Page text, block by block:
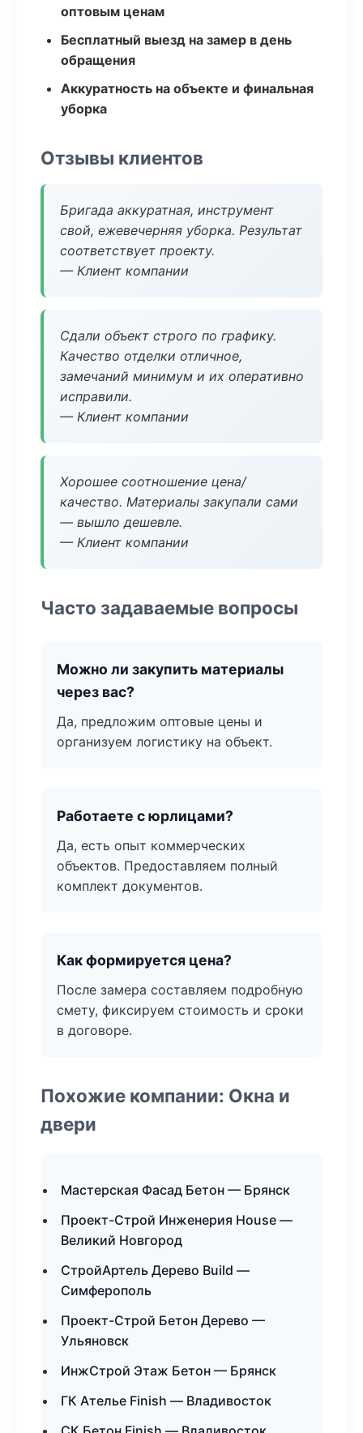
оптовым ценам
Бесплатный выезд на замер в день
обращения
Аккуратность на объекте и финальная
уборка
Отзывы клиентов
Бригада аккуратная, инструмент
свой, ежевечерняя уборка. Результат
соответствует проекту.
— Клиент компании
Сдали объект строго по графику.
Качество отделки отличное,
замечаний минимум и их оперативно
исправили.
— Клиент компании
Хорошее соотношение цена/
качество. Материалы закупали сами
— вышло дешевле.
— Клиент компании
Часто задаваемые вопросы
Можно ли закупить материалы
через вас?
Да, предложим оптовые цены и
организуем логистику на объект.
Работаете с юрлицами?
Да, есть опыт коммерческих
объектов. Предоставляем полный
комплект документов.
Как формируется цена?
После замера составляем подробную
смету, фиксируем стоимость и сроки
в договоре.
Похожие компании: Окна и
двери
Мастерская Фасад Бетон — Брянск
Проект-Строй Инженерия House —
Великий Новгород
СтройАртель Дерево Build —
Симферополь
Проект-Строй Бетон Дерево —
Ульяновск
ИнжСтрой Этаж Бетон — Брянск
ГК Ателье Finish — Владивосток